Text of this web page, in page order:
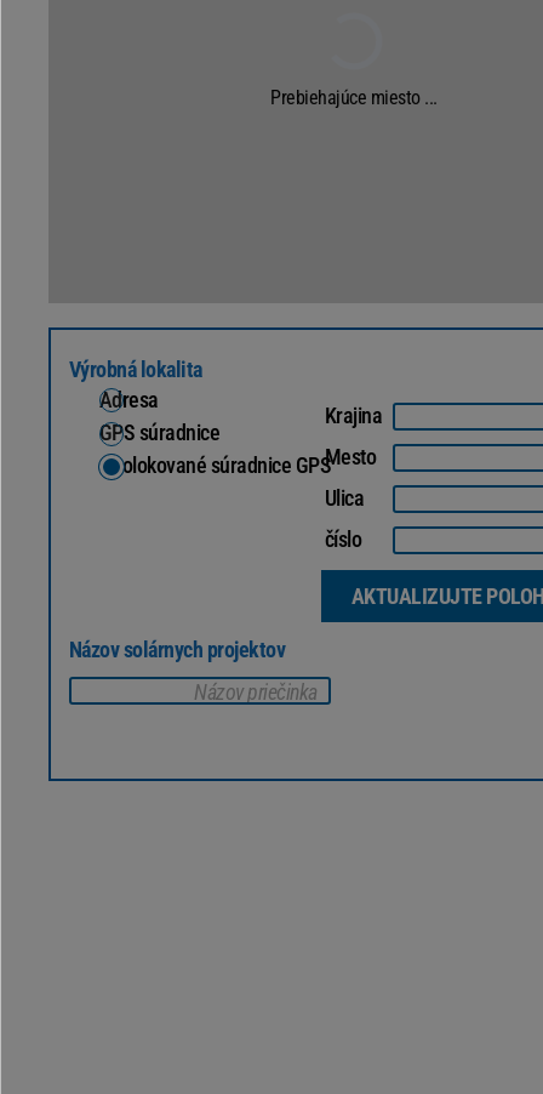
Prebiehajúce miesto ...
Výrobná lokalita
Adresa
GPS súradnice
Geolokované súradnice GPS
Krajina
Mesto
Ulica
číslo
AKTUALIZUJTE
Názov solárnych projektov